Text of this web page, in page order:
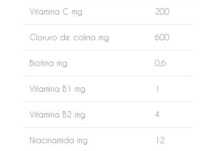
Vitamina C mg 200
Cloruro de colina mg 600
Biotina mg 0,6
Vitamina B1 mg 1
Vitamina B2 mg 4
Niacinamida mg 12